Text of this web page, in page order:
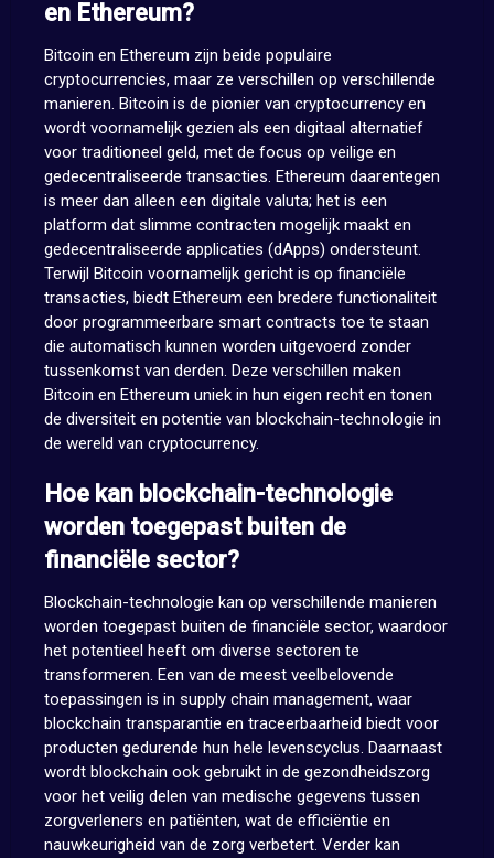
en Ethereum?
Bitcoin en Ethereum zijn beide populaire
cryptocurrencies, maar ze verschillen op verschillende
manieren. Bitcoin is de pionier van cryptocurrency en
wordt voornamelijk gezien als een digitaal alternatief
voor traditioneel geld, met de focus op veilige en
gedecentraliseerde transacties. Ethereum daarentegen
is meer dan alleen een digitale valuta; het is een
platform dat slimme contracten mogelijk maakt en
gedecentraliseerde applicaties (dApps) ondersteunt.
Terwijl Bitcoin voornamelijk gericht is op financiële
transacties, biedt Ethereum een bredere functionaliteit
door programmeerbare smart contracts toe te staan
die automatisch kunnen worden uitgevoerd zonder
tussenkomst van derden. Deze verschillen maken
Bitcoin en Ethereum uniek in hun eigen recht en tonen
de diversiteit en potentie van blockchain-technologie in
de wereld van cryptocurrency.
Hoe kan blockchain-technologie
worden toegepast buiten de
financiële sector?
Blockchain-technologie kan op verschillende manieren
worden toegepast buiten de financiële sector, waardoor
het potentieel heeft om diverse sectoren te
transformeren. Een van de meest veelbelovende
toepassingen is in supply chain management, waar
blockchain transparantie en traceerbaarheid biedt voor
producten gedurende hun hele levenscyclus. Daarnaast
wordt blockchain ook gebruikt in de gezondheidszorg
voor het veilig delen van medische gegevens tussen
zorgverleners en patiënten, wat de efficiëntie en
nauwkeurigheid van de zorg verbetert. Verder kan